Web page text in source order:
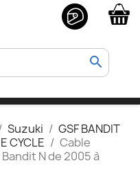
search
Suzuki
GSF BANDIT
CYCLE
Cable
N de 2005 à